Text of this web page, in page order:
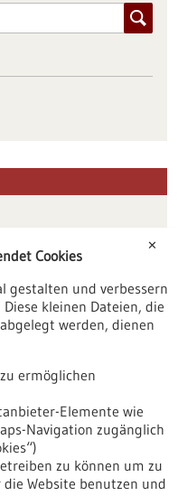
✕
Cookies
gestalten und verbessern
kleinen Dateien, die
werden, dienen
ermöglichen
Elemente wie
Navigation zugänglich
zu können um zu
Website benutzen und